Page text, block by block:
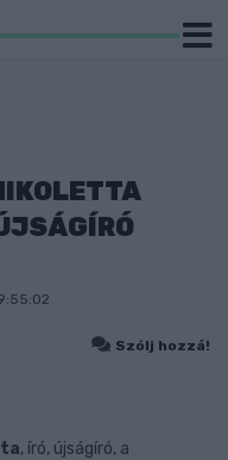
Szólj hozzá!
, író, újságíró, a